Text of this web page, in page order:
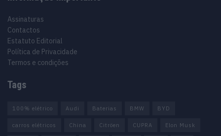
Assinaturas
Contactos
Estatuto Editorial
Política de Privacidade
Termos e condições
Tags
100% elétrico Audi Baterias BMW BYD
carros elétricos China Citröen CUPRA Elon Musk